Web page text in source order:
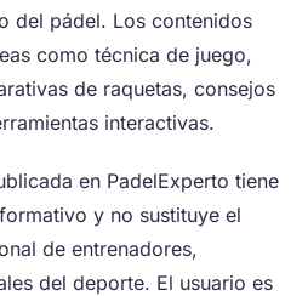
del pádel. Los contenidos
como técnica de juego,
de raquetas, consejos
interactivas.
en PadelExperto tiene
y no sustituye el
de entrenadores,
del deporte. El usuario es